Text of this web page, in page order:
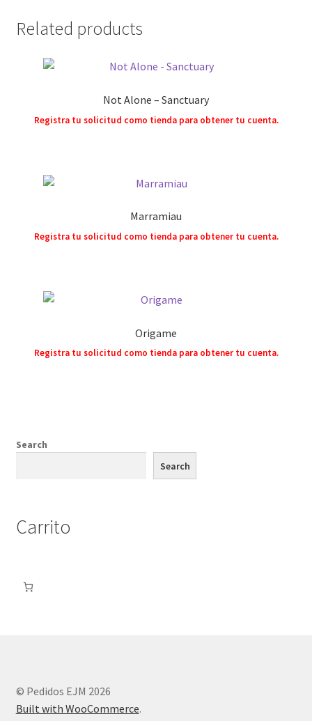
Related products
Not Alone – Sanctuary
Registra tu solicitud como tienda para obtener tu cuenta.
Marramiau
Registra tu solicitud como tienda para obtener tu cuenta.
Origame
Registra tu solicitud como tienda para obtener tu cuenta.
Search
Search
Carrito
© Pedidos EJM 2026
Built with WooCommerce.